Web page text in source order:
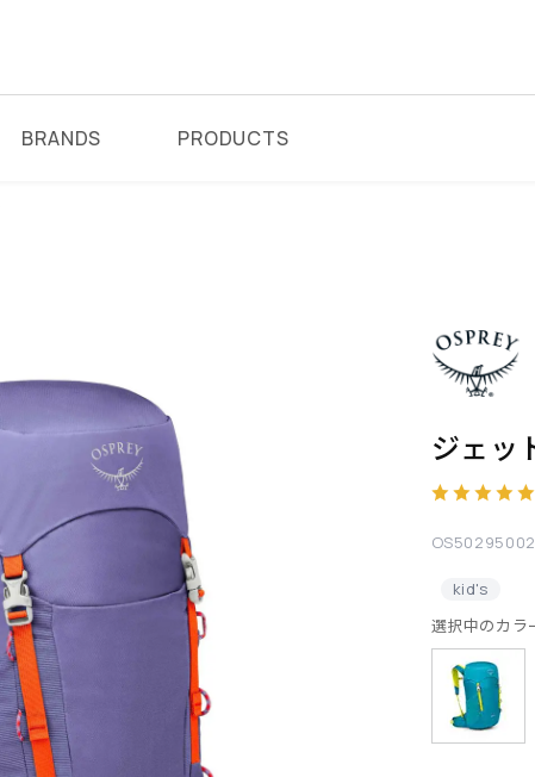
BRANDS PRODUCTS
ジェッ
OS50295002
kid's
選択中のカラ